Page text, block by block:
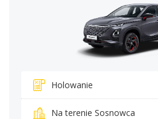
Holowanie
Na terenie Sosnowca